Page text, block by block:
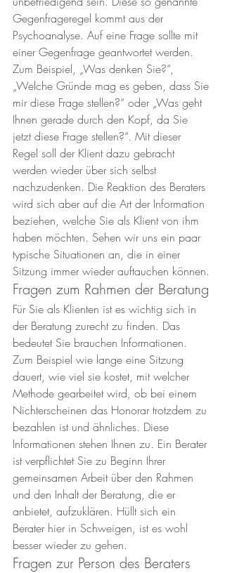
Gegenfrageregel kommt aus der
Psychoanalyse. Auf eine Frage sollte mit
einer Gegenfrage geantwortet werden.
Zum Beispiel, „Was denken Sie?“,
„Welche Gründe mag es geben, dass Sie
mir diese Frage stellen?“ oder „Was geht
Ihnen gerade durch den Kopf, da Sie
jetzt diese Frage stellen?“. Mit dieser
Regel soll der Klient dazu gebracht
werden wieder über sich selbst
nachzudenken. Die Reaktion des Beraters
wird sich aber auf die Art der Information
beziehen, welche Sie als Klient von ihm
haben möchten. Sehen wir uns ein paar
typische Situationen an, die in einer
Sitzung immer wieder auftauchen können.
Fragen zum Rahmen der Beratung
Für Sie als Klienten ist es wichtig sich in
der Beratung zurecht zu finden. Das
bedeutet Sie brauchen Informationen.
Zum Beispiel wie lange eine Sitzung
dauert, wie viel sie kostet, mit welcher
Methode gearbeitet wird, ob bei einem
Nichterscheinen das Honorar trotzdem zu
bezahlen ist und ähnliches. Diese
Informationen stehen Ihnen zu. Ein Berater
ist verpflichtet Sie zu Beginn Ihrer
gemeinsamen Arbeit über den Rahmen
und den Inhalt der Beratung, die er
anbietet, aufzuklären. Hüllt sich ein
Berater hier in Schweigen, ist es wohl
besser wieder zu gehen.
Fragen zur Person des Beraters